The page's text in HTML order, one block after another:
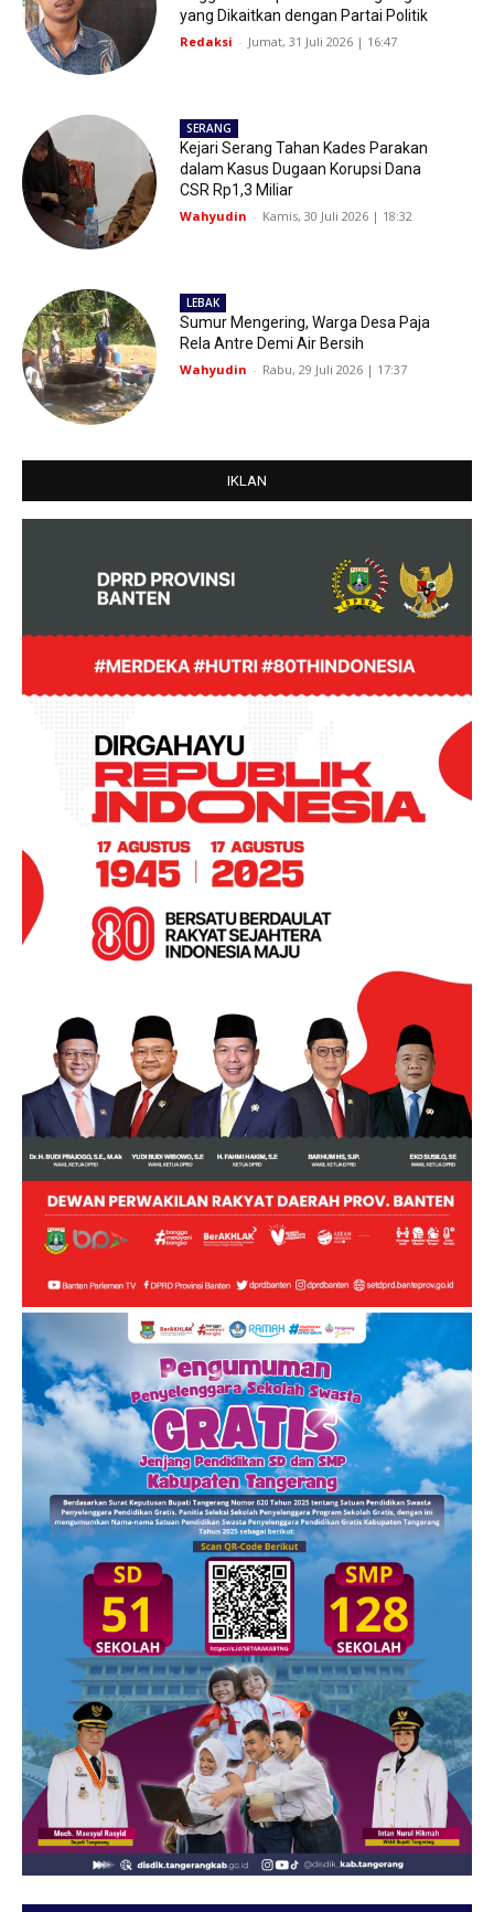
yang Dikaitkan dengan Partai Politik
Redaksi - Jumat, 31 Juli 2026 | 16:47
SERANG
Kejari Serang Tahan Kades Parakan
dalam Kasus Dugaan Korupsi Dana
CSR Rp1,3 Miliar
Wahyudin - Kamis, 30 Juli 2026 | 18:32
LEBAK
Sumur Mengering, Warga Desa Paja
Rela Antre Demi Air Bersih
Wahyudin - Rabu, 29 Juli 2026 | 17:37
IKLAN